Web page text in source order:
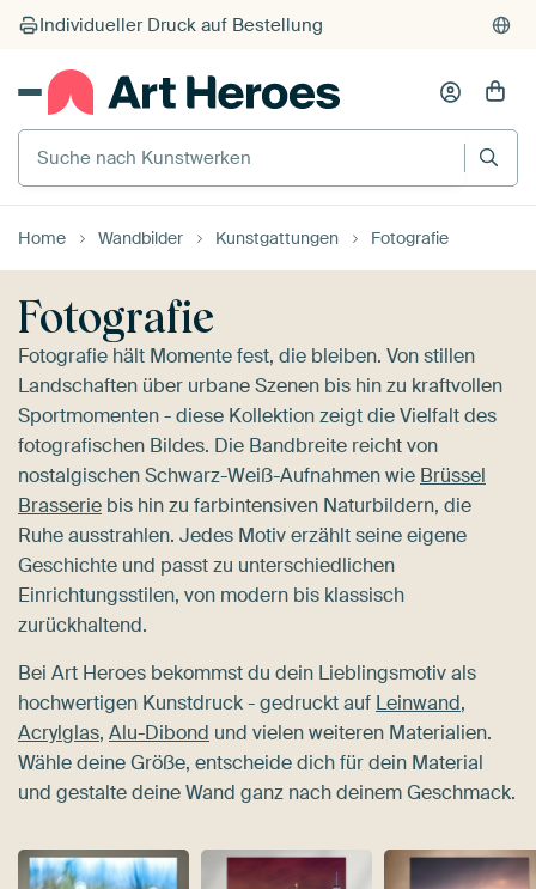
Suche nach Kunstwerken
Home Wandbilder Kunstgattungen Fotografie
Fotografie
Fotografie hält Momente fest, die bleiben. Von stillen
Landschaften über urbane Szenen bis hin zu kraftvollen
Sportmomenten - diese Kollektion zeigt die Vielfalt des
fotografischen Bildes. Die Bandbreite reicht von
nostalgischen Schwarz-Weiß-Aufnahmen wie Brüssel
Brasserie bis hin zu farbintensiven Naturbildern, die
Ruhe ausstrahlen. Jedes Motiv erzählt seine eigene
Geschichte und passt zu unterschiedlichen
Einrichtungsstilen, von modern bis klassisch
zurückhaltend.
Bei Art Heroes bekommst du dein Lieblingsmotiv als
hochwertigen Kunstdruck - gedruckt auf Leinwand,
Acrylglas, Alu-Dibond und vielen weiteren Materialien.
Wähle deine Größe, entscheide dich für dein Material
und gestalte deine Wand ganz nach deinem Geschmack.